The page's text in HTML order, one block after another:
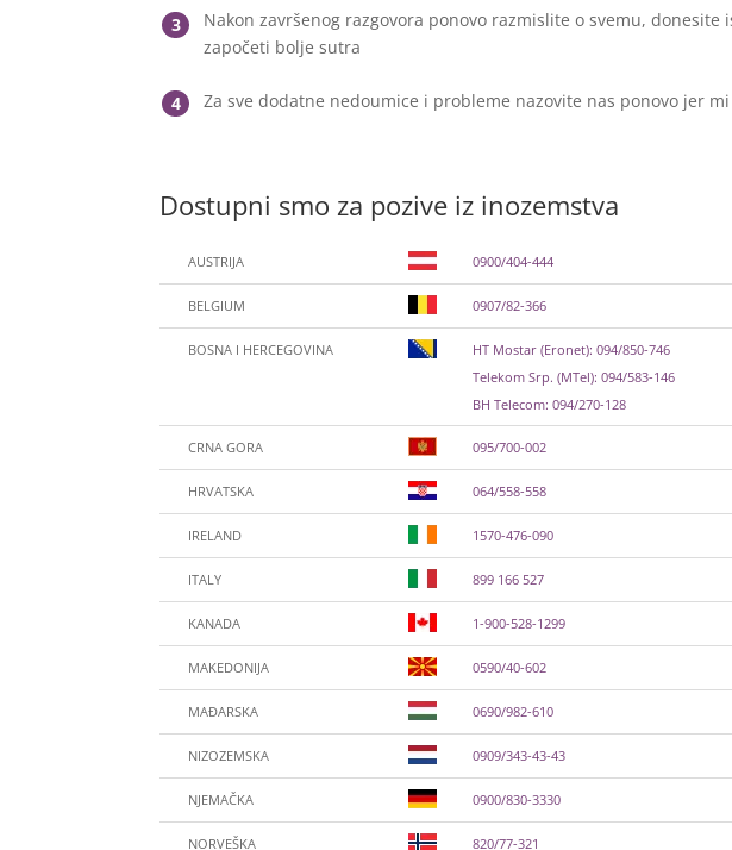
3
Nakon završenog razgovora ponovo razmislite o svemu, donesite
započeti bolje sutra
4 Za sve dodatne nedoumice i probleme nazovite nas ponovo jer
Dostupni smo za pozive iz inozemstva
AUSTRIJA 0900/404-444
BELGIUM 0907/82-366
BOSNA I HERCEGOVINA HT Mostar (Eronet): 094/850-746
Telekom Srp. (MTel): 094/583-146
BH Telecom: 094/270-128
CRNA GORA 095/700-002
HRVATSKA 064/558-558
IRELAND 1570-476-090
ITALY 899 166 527
KANADA 1-900-528-1299
MAKEDONIJA 0590/40-602
MAĐARSKA 0690/982-610
NIZOZEMSKA 0909/343-43-43
NJEMAČKA 0900/830-3330
NORVEŠKA 820/77-321